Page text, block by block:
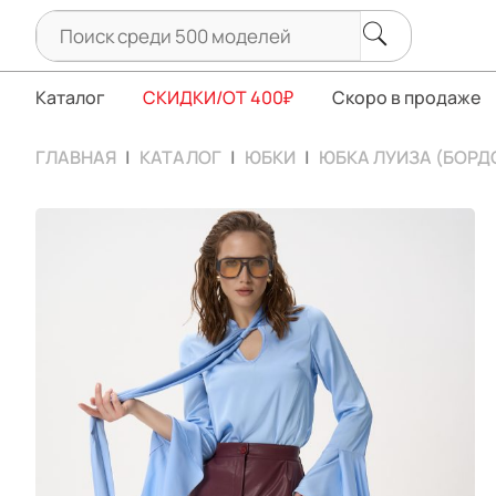
Каталог СКИДКИ/ОТ 400₽ Скоро в продаже
ГЛАВНАЯ КАТАЛОГ ЮБКИ ЮБКА ЛУИЗА